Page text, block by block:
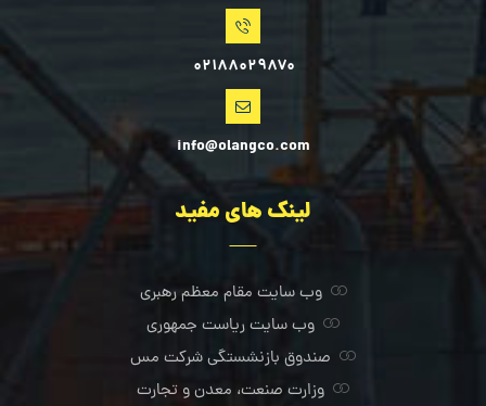
۰۲۱۸۸۰۲۹۸۷۰
info@olangco.com
لینک های مفید
وب سایت مقام معظم رهبری
وب سایت ریاست جمهوری
صندوق بازنشستگی شرکت مس
وزارت صنعت، معدن و تجارت